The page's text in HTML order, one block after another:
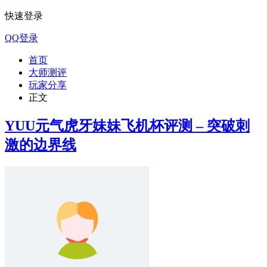
快速登录
QQ登录
首页
大师测评
玩家分享
正文
YUU元气虎牙妹妹飞机杯评测 – 突破刺
激的边界线